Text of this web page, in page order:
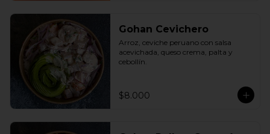
Gohan Cevichero
Arroz, ceviche peruano con salsa
acevichada, queso crema, palta y
cebollín.
$8.000